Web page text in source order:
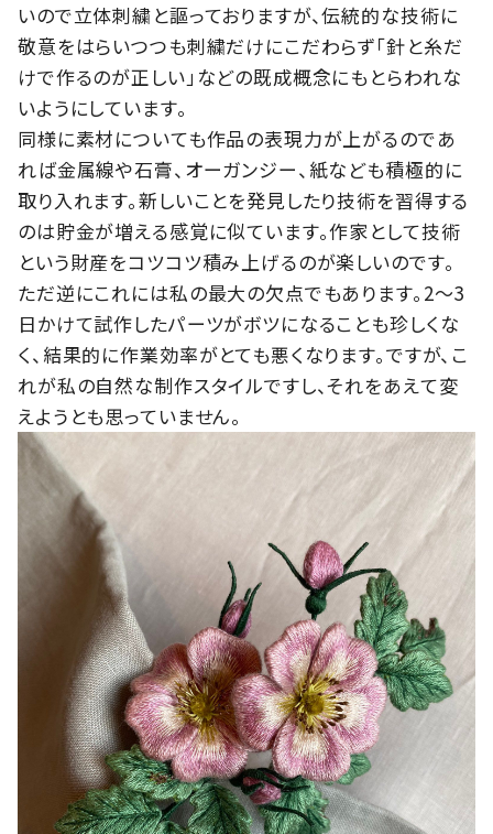
いので立体刺繍と謳っておりますが、伝統的な技術に
敬意をはらいつつも刺繍だけにこだわらず「針と糸だ
けで作るのが正しい」などの既成概念にもとらわれな
いようにしています。
同様に素材についても作品の表現力が上がるのであ
れば金属線や石膏、オーガンジー、紙なども積極的に
取り入れます。新しいことを発見したり技術を習得する
のは貯金が増える感覚に似ています。作家として技術
という財産をコツコツ積み上げるのが楽しいのです。
ただ逆にこれには私の最大の欠点でもあります。2～3
日かけて試作したパーツがボツになることも珍しくな
く、結果的に作業効率がとても悪くなります。ですが、こ
れが私の自然な制作スタイルですし、それをあえて変
えようとも思っていません。